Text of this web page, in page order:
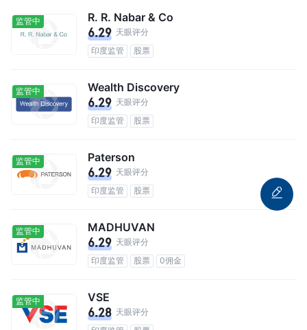
监管中 R. R. Nabar & Co
6.29 天眼评分
印度监管
股票
监管中 Wealth Discovery
6.29 天眼评分
印度监管
股票
监管中 Paterson
6.29 天眼评分
印度监管
股票
监管中 MADHUVAN
6.29 天眼评分
印度监管
股票 0佣金
监管中 VSE
6.28 天眼评分